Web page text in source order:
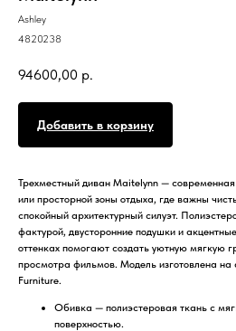
Ashley
4820238
94600,00 р.
Добавить в корзину
Трехместный диван Maitelynn — современная
или просторной зоны отдыха, где важны
спокойный архитектурный силуэт.
фактурой, двусторонние подушки и
оттенках помогают создать уютную мягкую
просмотра фильмов. Модель изготовлена
Furniture.
Обивка — полиэстеровая ткань с
поверхностью.